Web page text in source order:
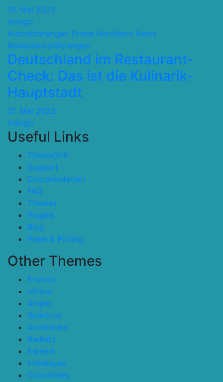
31. Mai 2022
mango
Auszeichnungen Preise Hotellerie News
Reisezusatzleistungen
Deutschland im Restaurant-
Check: Das ist die Kulinarik-
Hauptstadt
31. Mai 2022
mango
Useful Links
ThemeGrill
Support
Documentation
FAQ
Themes
Plugins
Blog
Plans & Pricing
Other Themes
Envince
eStore
Ample
Spacious
Accelerate
Radiate
Esteem
Himalayas
ColorNews